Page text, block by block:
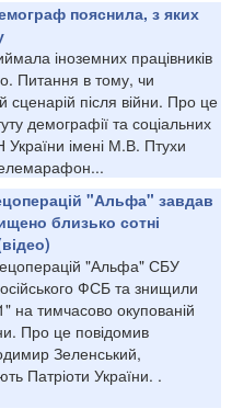
пояснила, з яких
іноземних працівників
Питання в тому, чи
сценарій після війни. Про це
демографії та соціальних
імені М.В. Птухи
"Альфа" завдав
близько сотні
"Альфа" СБУ
ФСБ та знищили
на тимчасово окупованій
Про це повідомив
Зеленський,
Патріоти України. .